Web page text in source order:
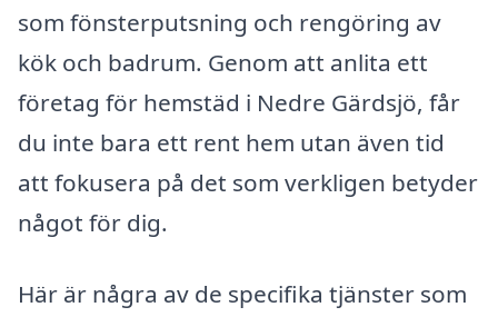
som fönsterputsning och rengöring av
kök och badrum. Genom att anlita ett
företag för hemstäd i Nedre Gärdsjö, får
du inte bara ett rent hem utan även tid
att fokusera på det som verkligen betyder
något för dig.
Här är några av de specifika tjänster som